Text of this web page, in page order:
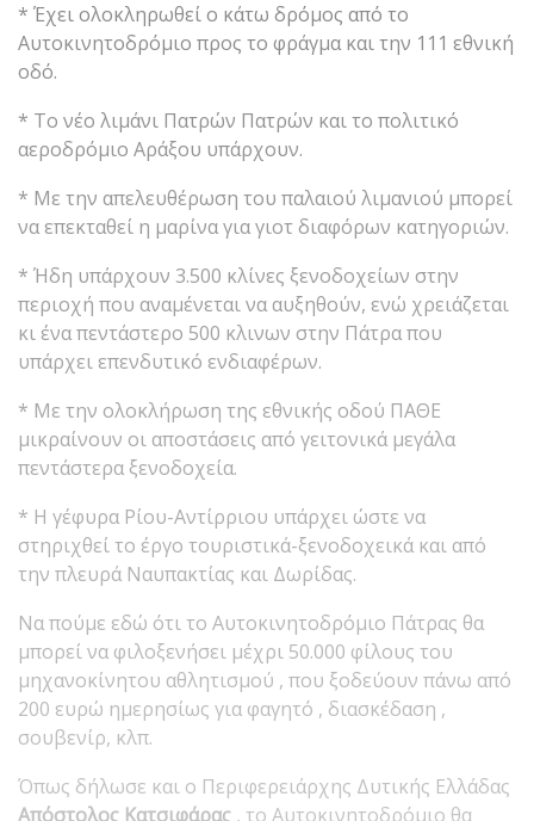
* Έχει ολοκληρωθεί ο κάτω δρόμος από το
Αυτοκινητοδρόμιο προς το φράγμα και την 111 εθνική
οδό.
* Το νέο λιμάνι Πατρών Πατρών και το πολιτικό
αεροδρόμιο Αράξου υπάρχουν.
* Με την απελευθέρωση του παλαιού λιμανιού μπορεί
να επεκταθεί η μαρίνα για γιοτ διαφόρων κατηγοριών.
* Ήδη υπάρχουν 3.500 κλίνες ξενοδοχείων στην
περιοχή που αναμένεται να αυξηθούν, ενώ χρειάζεται
κι ένα πεντάστερο 500 κλινων στην Πάτρα που
υπάρχει επενδυτικό ενδιαφέρων.
* Με την ολοκλήρωση της εθνικής οδού ΠΑΘΕ
μικραίνουν οι αποστάσεις από γειτονικά μεγάλα
πεντάστερα ξενοδοχεία.
* Η γέφυρα Ρίου-Αντίρριου υπάρχει ώστε να
στηριχθεί το έργο τουριστικά-ξενοδοχεικά και από
την πλευρά Ναυπακτίας και Δωρίδας.
Να πούμε εδώ ότι το Αυτοκινητοδρόμιο Πάτρας θα
μπορεί να φιλοξενήσει μέχρι 50.000 φίλους του
μηχανοκίνητου αθλητισμού , που ξοδεύουν πάνω από
200 ευρώ ημερησίως για φαγητό , διασκέδαση ,
σουβενίρ, κλπ.
Όπως δήλωσε και ο Περιφερειάρχης Δυτικής Ελλάδας
Απόστολος Κατσιφάρας , το Αυτοκινητοδρόμιο θα